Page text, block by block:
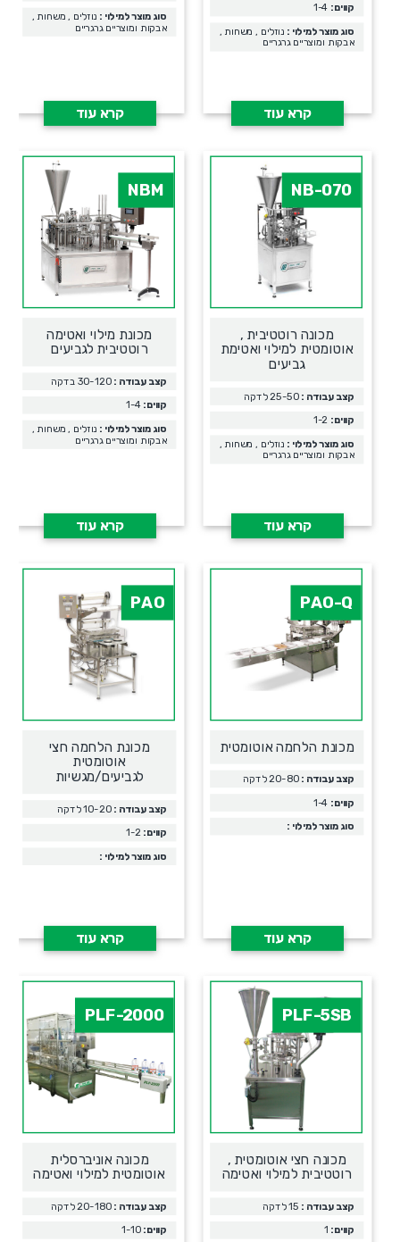
סוג מוצר למילוי : נוזלים , משחות ,
אבקות ומוצריים גרגריים
קרא עוד
קווים:
סוג מוצר למילוי : נוזלים , משחות ,
אבקות ומוצריים גרגריים
קרא עוד
NBM
מכונת מילוי ואטימה
רוטטיבית לגביעים
קצב עבודה : 30-120 בדקה
קווים: 1-4
סוג מוצר למילוי : נוזלים , משחות ,
אבקות ומוצריים גרגריים
קרא עוד
NB-070
מכונה רוטטיבית ,
אוטומטית למילוי ואטימת
גביעים
קצב עבודה : 25-50 לדקה
קווים:
סוג מוצר למילוי : נוזלים , משחות ,
אבקות ומוצריים גרגריים
קרא עוד
PAO
מכונת הלחמה חצי
אוטומטית
לגביעים/מגשיות
קצב עבודה : 10-20 לדקה
קווים: 1-2
סוג מוצר למילוי :
קרא עוד
PAO-Q
מכונת הלחמה אוטומטית
קצב עבודה : 20-80 לדקה
קווים:
סוג מוצר למילוי :
קרא עוד
PLF-2000
מכונה אוניברסלית
אוטומטית למילוי ואטימה
קצב עבודה : 20-180 לדקה
קווים: 1-10
PLF-5SB
מכונה חצי אוטומטית ,
רוטטיבית למילוי ואטימה
קצב עבודה :
קווים: